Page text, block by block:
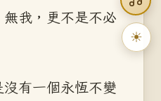
我，更不是不必
有一個永恆不變
☀